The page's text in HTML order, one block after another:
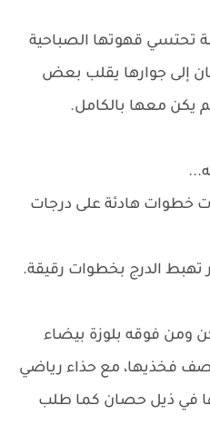
تحتسي قهوتها الصباحية
إلى جوارها يقلب بعض
لم يكن معها بالكامل.
خطوات هادئة على درجات
تهبط الدرج بخطوات رقيقة.
ومن فوقه بلوزة بيضاء
فخذيها، مع حذاء رياضي
في ذيل حصان كما طلب